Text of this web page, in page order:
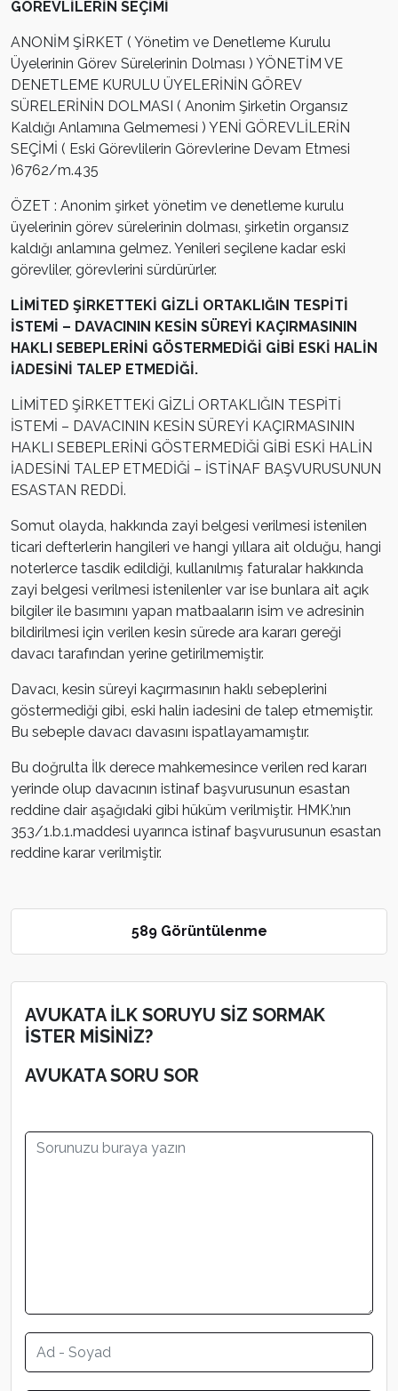
GÖREVLİLERİN SEÇİMİ
ANONİM ŞİRKET ( Yönetim ve Denetleme Kurulu
Üyelerinin Görev Sürelerinin Dolması ) YÖNETİM VE
DENETLEME KURULU ÜYELERİNİN GÖREV
SÜRELERİNİN DOLMASI ( Anonim Şirketin Organsız
Kaldığı Anlamına Gelmemesi ) YENİ GÖREVLİLERİN
SEÇİMİ ( Eski Görevlilerin Görevlerine Devam Etmesi
)6762/m.435
ÖZET : Anonim şirket yönetim ve denetleme kurulu
üyelerinin görev sürelerinin dolması, şirketin organsız
kaldığı anlamına gelmez. Yenileri seçilene kadar eski
görevliler, görevlerini sürdürürler.
LİMİTED ŞİRKETTEKİ GİZLİ ORTAKLIĞIN TESPİTİ
İSTEMİ – DAVACININ KESİN SÜREYİ KAÇIRMASININ
HAKLI SEBEPLERİNİ GÖSTERMEDİĞİ GİBİ ESKİ HALİN
İADESİNİ TALEP ETMEDİĞİ.
LİMİTED ŞİRKETTEKİ GİZLİ ORTAKLIĞIN TESPİTİ
İSTEMİ – DAVACININ KESİN SÜREYİ KAÇIRMASININ
HAKLI SEBEPLERİNİ GÖSTERMEDİĞİ GİBİ ESKİ HALİN
İADESİNİ TALEP ETMEDİĞİ – İSTİNAF BAŞVURUSUNUN
ESASTAN REDDİ.
Somut olayda, hakkında zayi belgesi verilmesi istenilen
ticari defterlerin hangileri ve hangi yıllara ait olduğu, hangi
noterlerce tasdik edildiği, kullanılmış faturalar hakkında
zayi belgesi verilmesi istenilenler var ise bunlara ait açık
bilgiler ile basımını yapan matbaaların isim ve adresinin
bildirilmesi için verilen kesin sürede ara kararı gereği
davacı tarafından yerine getirilmemiştir.
Davacı, kesin süreyi kaçırmasının haklı sebeplerini
göstermediği gibi, eski halin iadesini de talep etmemiştir.
Bu sebeple davacı davasını ispatlayamamıştır.
Bu doğrulta İlk derece mahkemesince verilen red kararı
yerinde olup davacının istinaf başvurusunun esastan
reddine dair aşağıdaki gibi hüküm verilmiştir. HMK.’nın
353/1.b.1.maddesi uyarınca istinaf başvurusunun esastan
reddine karar verilmiştir.
589 Görüntülenme
AVUKATA İLK SORUYU SİZ SORMAK
İSTER MİSİNİZ?
AVUKATA SORU SOR